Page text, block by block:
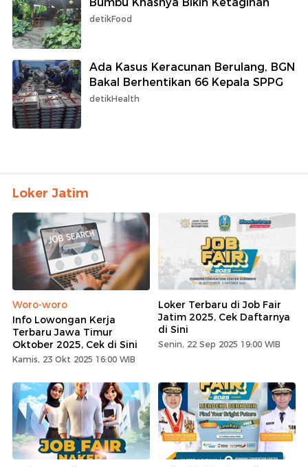
Bumbu Khasnya Bikin Ketagihan
detikFood
Ada Kasus Keracunan Berulang, BGN
Bakal Berhentikan 66 Kepala SPPG
detikHealth
Loker Jatim
Woro-woro
Info Lowongan Kerja
Terbaru Jawa Timur
Oktober 2025, Cek di Sini
Kamis, 23 Okt 2025 16:00 WIB
Loker Terbaru di Job Fair
Jatim 2025, Cek Daftarnya
di Sini
Senin, 22 Sep 2025 19:00 WIB